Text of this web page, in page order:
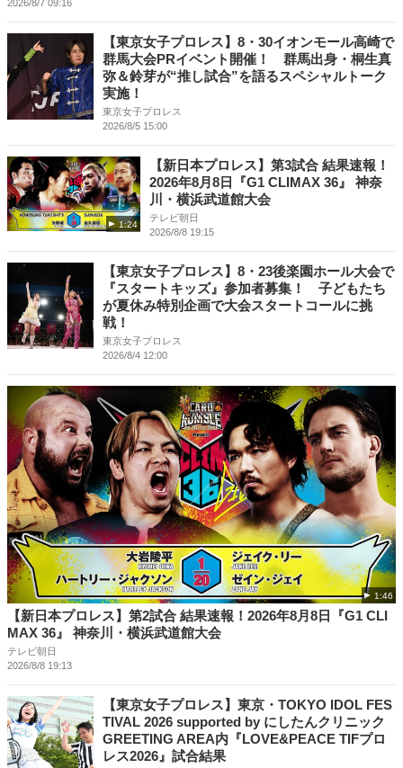
2026/8/7 09:16
【東京女子プロレス】8・30イオンモール高崎で
群馬大会PRイベント開催！ 群馬出身・桐生真
弥＆鈴芽が“推し試合”を語るスペシャルトーク
実施！
東京女子プロレス
2026/8/5 15:00
1:24
【新日本プロレス】第3試合 結果速報！
2026年8月8日『G1 CLIMAX 36』 神奈
川・横浜武道館大会
テレビ朝日
2026/8/8 19:15
【東京女子プロレス】8・23後楽園ホール大会で
『スタートキッズ』参加者募集！ 子どもたち
が夏休み特別企画で大会スタートコールに挑
戦！
東京女子プロレス
2026/8/4 12:00
1:46
【新日本プロレス】第2試合 結果速報！2026年8月8日『G1 CLI
MAX 36』 神奈川・横浜武道館大会
テレビ朝日
2026/8/8 19:13
【東京女子プロレス】東京・TOKYO IDOL FES
TIVAL 2026 supported by にしたんクリニック
GREETING AREA内『LOVE&PEACE TIFプロ
レス2026』試合結果